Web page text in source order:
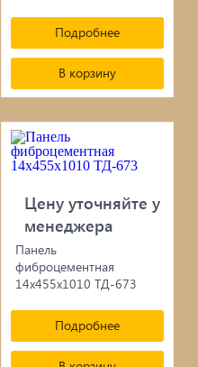
Подробнее
В корзину
Цену уточняйте у
менеджера
Панель
фиброцементная
14х455х1010 ТД-673
Подробнее